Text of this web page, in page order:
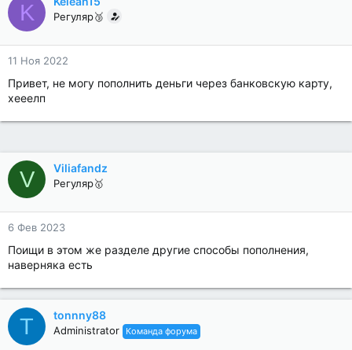
K Регуляр🥉
11 Ноя 2022
Привет, не могу пополнить деньги через банковскую карту,
хееелп
V Viliafandz
Регуляр🥇
6 Фев 2023
Поищи в этом же разделе другие способы пополнения,
наверняка есть
T tonnny88
Administrator Команда форума